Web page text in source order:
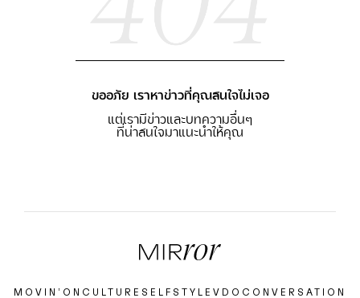
ขออภัย เราหาข่าวที่คุณสนใจไม่เจอ
แต่เรามีข่าวและบทความอื่นๆ
ที่น่าสนใจมาแนะนำให้คุณ
MOVIN’ON CULTURE SELF STYLE VDO CONVERSATION